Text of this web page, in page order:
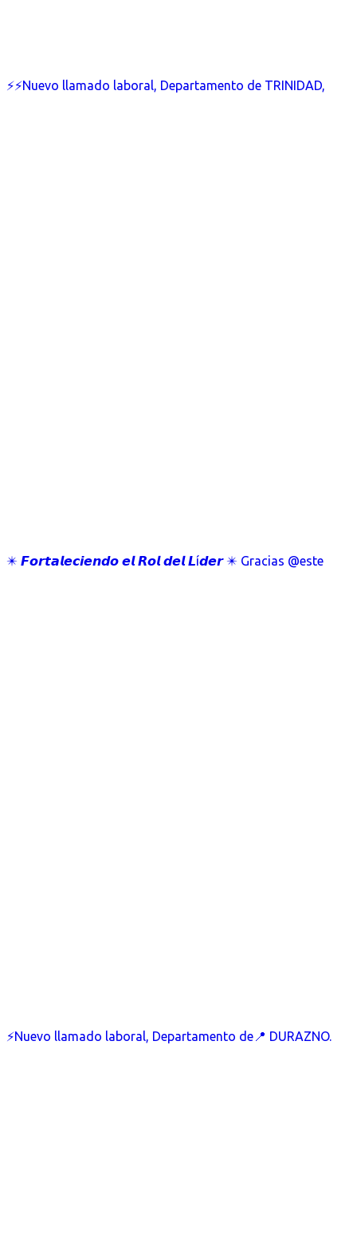
⚡⚡Nuevo llamado laboral, Departamento de TRINIDAD,
✴️ 𝙁𝙤𝙧𝙩𝙖𝙡𝙚𝙘𝙞𝙚𝙣𝙙𝙤 𝙚𝙡 𝙍𝙤𝙡 𝙙𝙚𝙡 𝙇í𝙙𝙚𝙧 ✴️ Gracias @este
⚡Nuevo llamado laboral, Departamento de📍 DURAZNO.